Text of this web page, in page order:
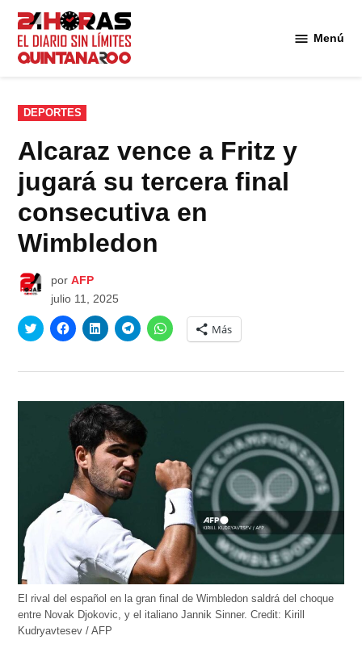
Saltar
contenido
Menú
PUBLICADO
EN
DEPORTES
Alcaraz vence a Fritz y
jugará su tercera final
consecutiva en
Wimbledon
por AFP
julio 11, 2025
Haz
clic
en
abre
ventana
nueva)
Haz
clic
en
abre
en
una
ventana
nueva)
Haz
clic
en
abre
en
una
ventana
nueva)
Haz
clic
en
abre
una
ventana
nueva)
Haz
clic
para
en
abre
Más
El rival del español en la gran final de Wimbledon saldrá del choque
entre Novak Djokovic, y el italiano Jannik Sinner.Credit: Kirill
Kudryavtesev / AFP